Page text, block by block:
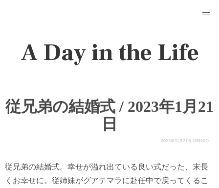
A Day in the Life
従兄弟の結婚式 / 2023年1月21
日
2023年01月21日 12時00分
従兄弟の結婚式。幸せが溢れ出ている良い式だった、末長
くお幸せに。従姉妹がグアテマラに赴任中で戻ってくるこ